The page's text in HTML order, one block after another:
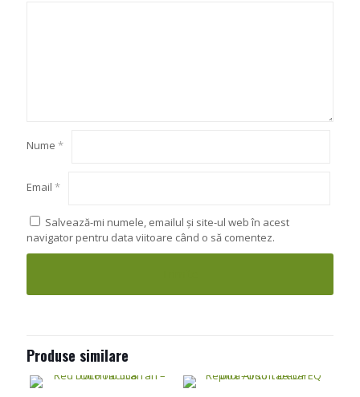
Nume *
Email *
Salvează-mi numele, emailul și site-ul web în acest
navigator pentru data viitoare când o să comentez.
Produse similare